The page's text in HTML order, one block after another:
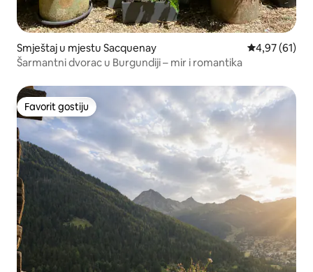
Smještaj u mjestu Sacquenay Prosječna
4,97 (61)
Šarmantni dvorac u Burgundiji – mir i romantika
Favorit gostiju
Favorit gostiju